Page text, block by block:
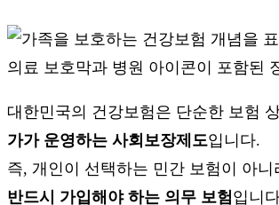
대한민국의 건강보험은 단순한 보험
가가 운영하는 사회보장제도입니다.
즉, 개인이 선택하는 민간 보험이 아니
반드시 가입해야 하는 의무 보험입니